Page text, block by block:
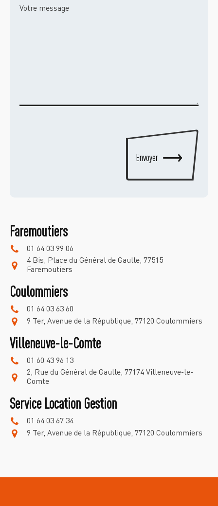
Votre message
Faremoutiers
01 64 03 99 06
4 Bis, Place du Général de Gaulle, 77515
Faremoutiers
Coulommiers
01 64 03 63 60
9 Ter, Avenue de la République, 77120 Coulommiers
Villeneuve-le-Comte
01 60 43 96 13
2, Rue du Général de Gaulle, 77174 Villeneuve-le-
Comte
Service Location Gestion
01 64 03 67 34
9 Ter, Avenue de la République, 77120 Coulommiers